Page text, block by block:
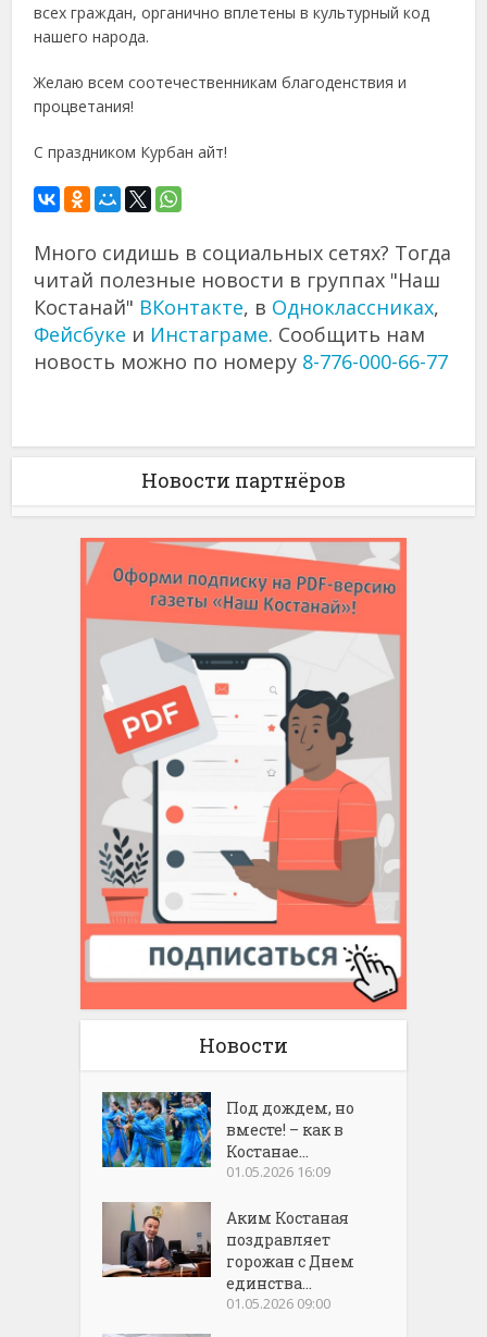
всех граждан, органично вплетены в культурный код
нашего народа.
Желаю всем соотечественникам благоденствия и
процветания!
С праздником Курбан айт!
Много сидишь в социальных сетях? Тогда
читай полезные новости в группах "Наш
Костанай" ВКонтакте, в Одноклассниках,
Фейсбуке и Инстаграме. Сообщить нам
новость можно по номеру 8-776-000-66-77
Новости партнёров
Новости
Под дождем, но
вместе! – как в
Костанае...
01.05.2026 16:09
Аким Костаная
поздравляет
горожан с Днем
единства...
01.05.2026 09:00